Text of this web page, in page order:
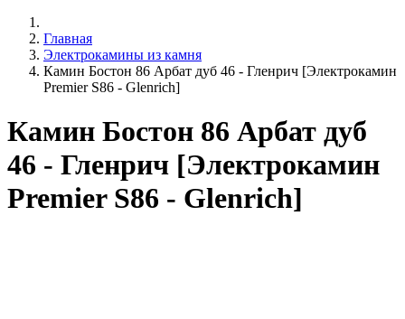
Главная
Электрокамины из камня
Камин Бостон 86 Арбат дуб 46 - Гленрич [Электрокамин
Premier S86 - Glenrich]
Камин Бостон 86 Арбат дуб
46 - Гленрич [Электрокамин
Premier S86 - Glenrich]